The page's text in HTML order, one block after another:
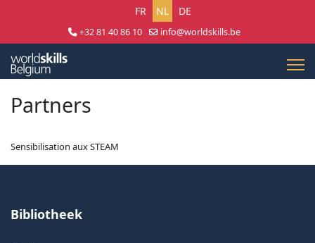
Selecteer uw taal
FR NL DE
+32 81 40 86 10
info@worldskills.be
Partners
Sensibilisation aux STEAM
Bibliotheek